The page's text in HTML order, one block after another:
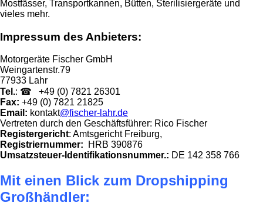
Mostfässer, Transportkannen, Bütten, Sterilisiergeräte und
vieles mehr.
Impressum des Anbieters:
Motorgeräte Fischer GmbH
Weingartenstr.79
77933 Lahr
Tel.: ☎ +49 (0) 7821 26301
Fax: +49 (0) 7821 21825
Email: kontakt@fischer-lahr.de
Vertreten durch den Geschäftsführer: Rico Fischer
Registergericht: Amtsgericht Freiburg,
Registriernummer: HRB 390876
Umsatzsteuer-Identifikationsnummer.: DE 142 358 766
Mit einen Blick zum Dropshipping
Großhändler: